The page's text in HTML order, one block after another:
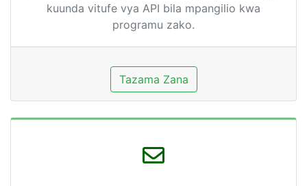
kuunda vitufe vya API bila mpangilio kwa
programu zako.
Tazama Zana